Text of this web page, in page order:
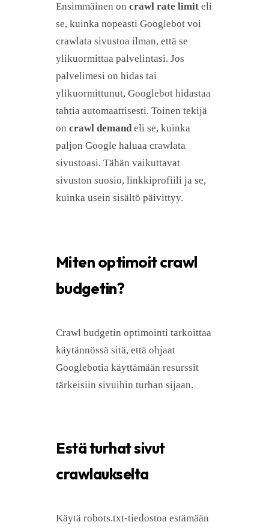
Ensimmäinen on crawl rate limit eli
se, kuinka nopeasti Googlebot voi
crawlata sivustoa ilman, että se
ylikuormittaa palvelintasi. Jos
palvelimesi on hidas tai
ylikuormittunut, Googlebot hidastaa
tahtia automaattisesti. Toinen tekijä
on crawl demandeli se, kuinka
paljon Google haluaa crawlata
sivustoasi. Tähän vaikuttavat
sivuston suosio, linkkiprofiili ja se,
kuinka usein sisältö päivittyy.
Miten optimoit crawl
budgetin?
Crawl budgetin optimointi tarkoittaa
käytännössä sitä, että ohjaat
Googlebotia käyttämään resurssit
tärkeisiin sivuihin turhan sijaan.
Estä turhat sivut
crawlaukselta
Käytä robots.txt-tiedostoa estämään